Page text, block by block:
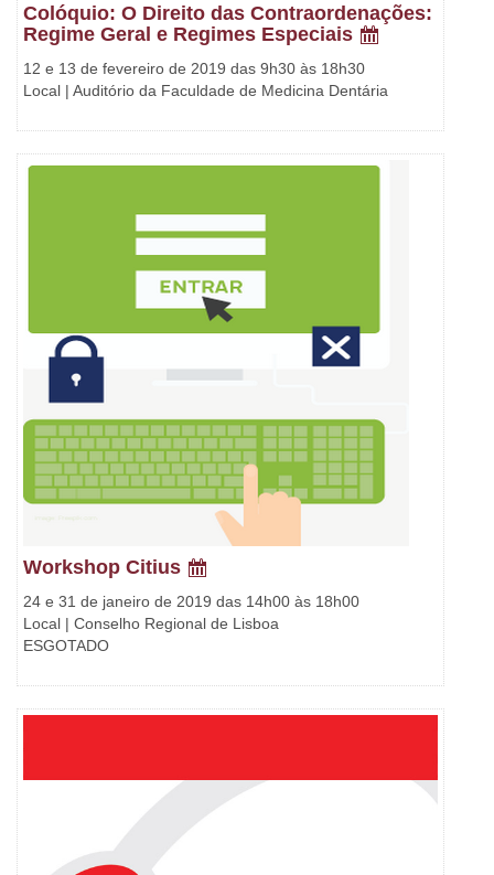
Colóquio: O Direito das Contraordenações:
Regime Geral e Regimes Especiais
12 e 13 de fevereiro de 2019 das 9h30 às 18h30
Local | Auditório da Faculdade de Medicina Dentária
Workshop Citius
24 e 31 de janeiro de 2019 das 14h00 às 18h00
Local | Conselho Regional de Lisboa
ESGOTADO